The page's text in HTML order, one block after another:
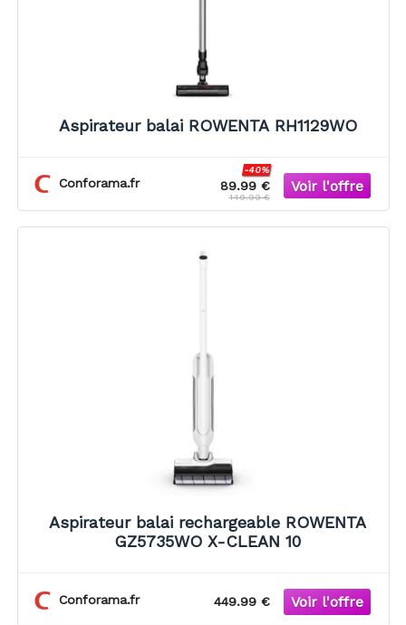
Aspirateur balai ROWENTA RH1129WO
Conforama.fr 89.99 €
-40%
149.99 €
Aspirateur balai rechargeable ROWENTA
GZ5735WO X-CLEAN 10
Conforama.fr 449.99 €